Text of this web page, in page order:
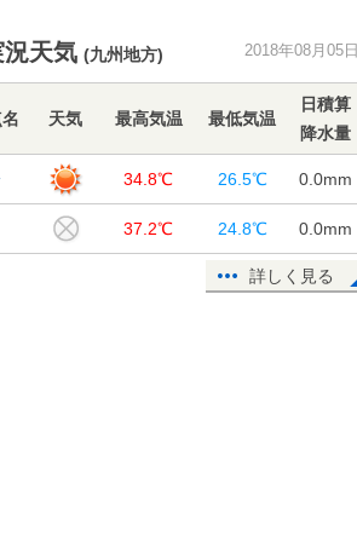
暦ではまもなく秋ですが、暑さは衰
山形県で記録的短時間大雨情報
05日14:16
40度迫る暑さ 関東は徐々に台風の
況天気 (九州地方) 2018年08月05日
天気 最高気温 最低気温
日積算
降水量
34.8℃ 26.5℃ 0.0mm
37.2℃ 24.8℃ 0.0mm
詳しく見る